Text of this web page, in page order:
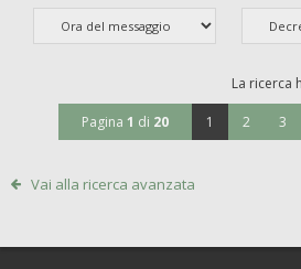
La ricerca
Pagina 1 di 20 1 2 3
Vai alla ricerca avanzata